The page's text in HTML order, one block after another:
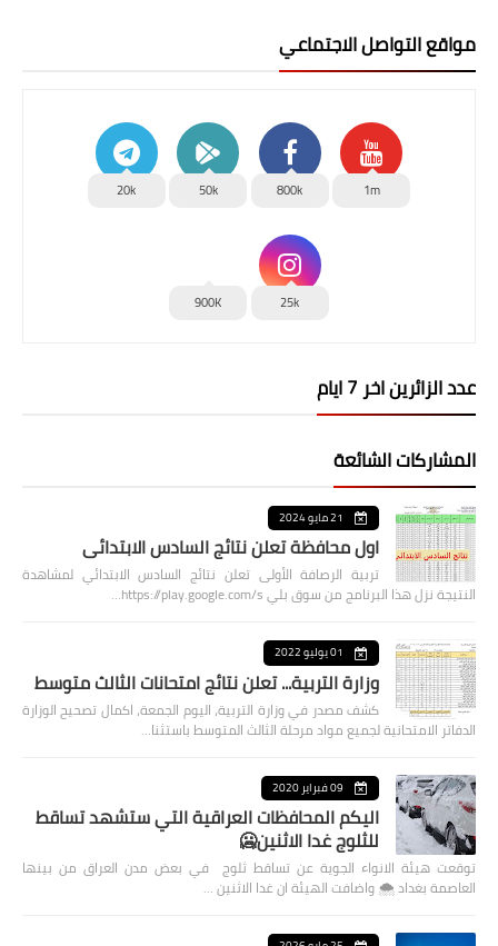
مواقع التواصل الاجتماعي
1m
800k
50k
20k
25k
900K
عدد الزائرين اخر 7 ايام
المشاركات الشائعة
21 مايو 2024
اول محافظة تعلن نتائج السادس الابتدائي
تربية الرصافة الأولى تعلن نتائج السادس الابتدائي لمشاهدة
النتيجة نزل هذا البرنامج من سوق بلي https://play.google.com/s…
01 يوليو 2022
وزارة التربية... تعلن نتائج امتحانات الثالث متوسط
كشف مصدر في وزارة التربية، اليوم الجمعة، اكمال تصحيح الوزارة
الدفاتر الامتحانية لجميع مواد مرحلة الثالث المتوسط باستثنا…
09 فبراير 2020
اليكم المحافظات العراقية التي ستشهد تساقط
للثلوج غدا الاثنين🥶
توقعت هيئة الانواء الجوية عن تساقط ثلوج في بعض مدن العراق من بينها
العاصمة بغداد ⁦🌨️⁩ واضافت الهيئة ان غدا الاثنين …